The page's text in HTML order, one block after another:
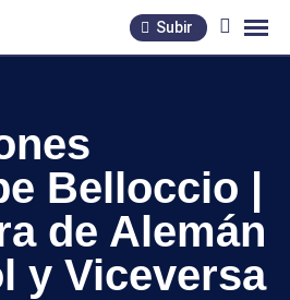
Subir
Belloccio |
de Alemán
y Viceversa